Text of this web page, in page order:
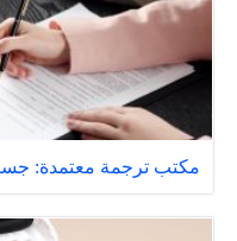
مكتب ترجمة معتمدة: